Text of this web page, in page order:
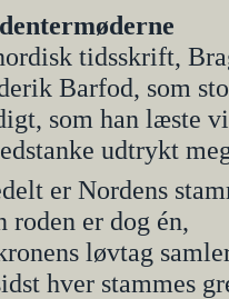
tidsskrift,
Barfod, som
som han læste
udtrykt
er Nordens
roden er dog én,
løvtag
hver stammes